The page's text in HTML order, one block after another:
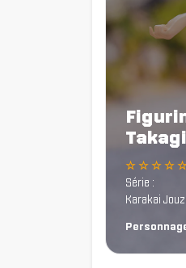
☆ ☆ ☆ ☆
Série :
Karakai